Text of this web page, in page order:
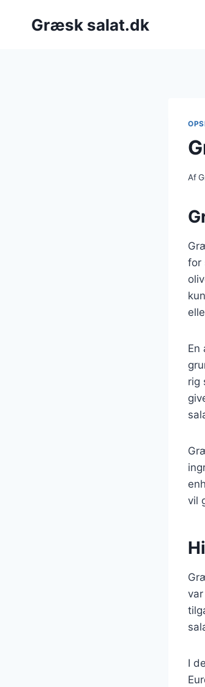
Græsk salat.dk
Af
for
En
rig
vil
I